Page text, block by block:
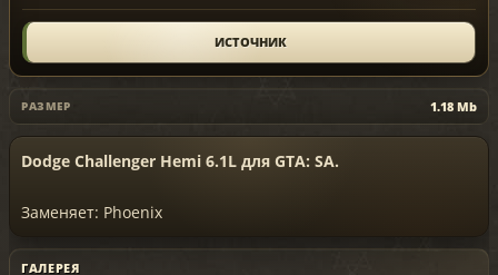
ИСТОЧНИК
РАЗМЕР 1.18 Mb
Dodge Challenger Hemi 6.1L для GTA: SA.
Заменяет: Phoenix
ГАЛЕРЕЯ